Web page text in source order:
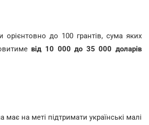
орієнтовно до 100 грантів, сума яких
від 10 000 до 35 000 доларів
має на меті підтримати українські малі